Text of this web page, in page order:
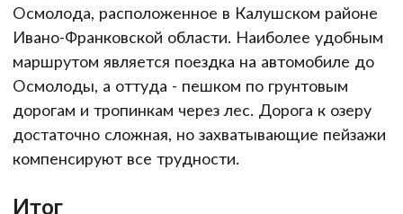
Осмолода, расположенное в Калушском районе
Ивано-Франковской области. Наиболее удобным
маршрутом является поездка на автомобиле до
Осмолоды, а оттуда - пешком по грунтовым
дорогам и тропинкам через лес. Дорога к озеру
достаточно сложная, но захватывающие пейзажи
компенсируют все трудности.
Итог